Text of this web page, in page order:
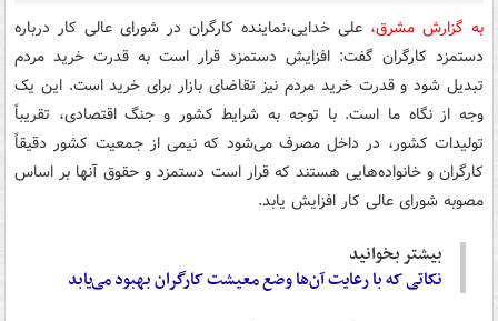
به گزارش مشرق، علی خدایی،نماینده کارگران در شورای عالی کار درباره
دستمزد کارگران گفت: افزایش دستمزد قرار است به قدرت خرید مردم
تبدیل شود و قدرت خرید مردم نیز تقاضای بازار برای خرید است. این یک
وجه از نگاه ما است. با توجه به شرایط کشور و جنگ اقتصادی، تقریباً
تولیدات کشور، در داخل مصرف می‌شود که نیمی از جمعیت کشور دقیقاً
کارگران و خانواده‌هایی هستند که قرار است دستمزد و حقوق آنها بر اساس
مصوبه شورای عالی کار افزایش یابد.
بیشتر بخوانید
نکاتی که با رعایت آن‌ها وضع معیشت کارگران بهبود می‌یابد